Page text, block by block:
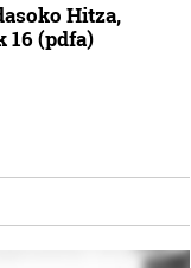
Hitza,
16 (pdfa)